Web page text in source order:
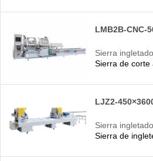
LMB2B-CNC-
Sierra
máquina de
Sierra de corte
LJZ2-
Sierra
PVC.
Sierra de